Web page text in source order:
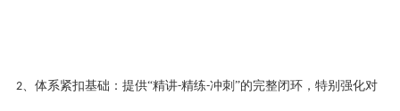
2、 体系紧扣基础：提供“精讲-精练-冲刺”的完整闭环，特别强化对